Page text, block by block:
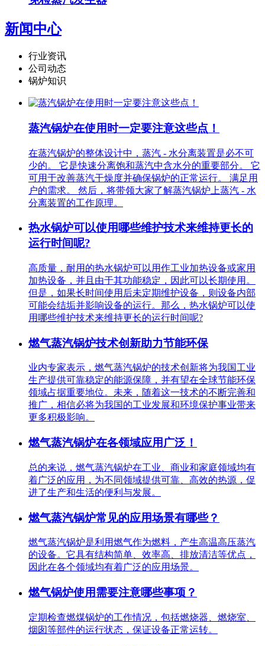
新闻中心
行业资讯
公司动态
锅炉知识
蒸汽锅炉在使用时一定要注意这些点！
在蒸汽​锅炉的整体设计中，蒸汽 - 水分离装置是必不可
少的。 它是快速分离饱和蒸汽中含水分的重要部分。 它
可用于改善蒸汽干燥度并确保锅炉的正常运行。 满足用
户的需求。 然后，将带领大家了解蒸汽锅炉上蒸汽 - 水
分离装置的工作原理。
热水锅炉可以使用哪些维护技术来维持更长的
运行时间呢?
高质量，耐用的热水锅炉可以用作工业加热设备或家用
加热设备，并且由于其功能稳定，因此可以长期使用。
但是，如果长时间使用后未定期维护设备，则设备内部
可能会结垢并影响设备的运行。那么，热水锅炉可以使
用哪些维护技术来维持更长的运行时间呢?
燃气蒸汽锅炉技术创新助力节能环保
业内专家表示，燃气蒸汽锅炉的技术创新将为我国工业
生产提供可靠稳定的能源保障，并有望在全球节能环保
领域占据重要地位。未来，随着这一技术的不断完善和
推广，相信必将为我国的工业发展和环境保护事业带来
更多积极影响。
燃气蒸汽锅炉在各领域应用广泛！
总的来说，燃气蒸汽锅炉在工业、商业和家庭领域均有
着广泛的应用，为不同领域提供可靠、高效的热源，促
进了生产和生活的便利与发展。
燃气蒸汽锅炉常见的应用场景有哪些？
燃气蒸汽锅炉是利用燃气作为燃料，产生高温高压蒸汽
的设备。它具有结构简单、效率高、排放清洁等优点，
因此在各个领域均有着广泛的应用场景。
燃气锅炉使用需要注意哪些事项？
定期检查燃煤锅炉的工作情况，包括燃烧器、燃烧室、
烟囱等部件的运行状态，保证设备正常运转。